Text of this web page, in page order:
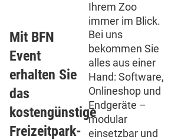
Ihrem Zoo
immer im Blick.
Mit BFN
Event
erhalten Sie
das
kostengünstige
Freizeitpark-
Bei uns
bekommen Sie
alles aus einer
Hand: Software,
Onlineshop und
Endgeräte –
modular
einsetzbar und